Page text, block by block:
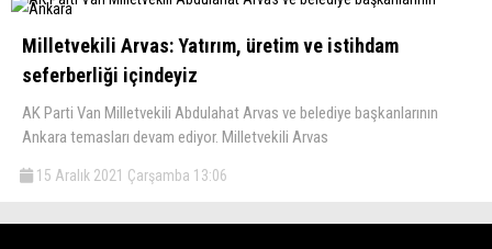
Milletvekili Arvas: Yatırım, üretim ve istihdam
seferberliği içindeyiz
AK Parti Van Milletvekili Abdulahat Arvas ve belediye başkanlarının
Ankara temasları devam ediyor. Milletvekili Arvas
15 Aralık 2021 Çarşamba 13:06